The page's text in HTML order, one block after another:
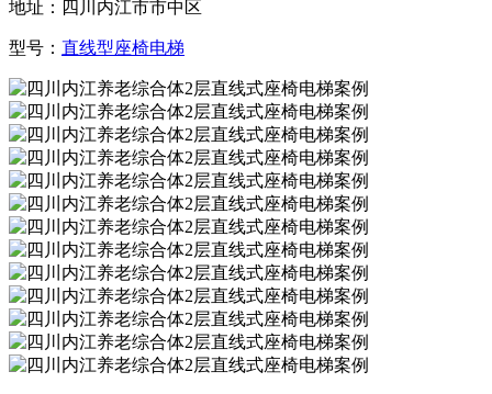
地址：四川内江市市中区
型号： 直线型座椅电梯